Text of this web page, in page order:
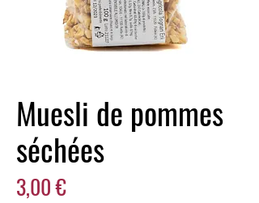
Muesli de pommes
séchées
3,00 €Prezzo